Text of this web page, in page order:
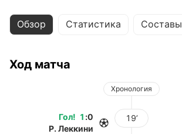
Обзор Статистика Составы
Ход матча
Хронология
Гол! 1 :0
Р. Леккини
19’